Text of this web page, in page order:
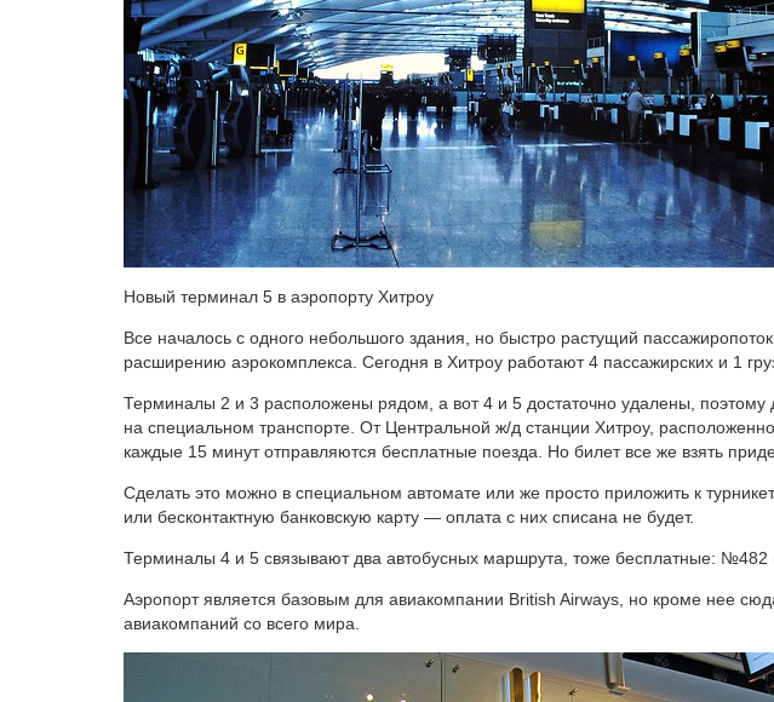
Новый терминал 5 в аэропорту Хитроу
Все началось с одного небольшого здания, но быстро растущий
расширению аэрокомплекса. Сегодня в Хитроу работают 4 пассажирских и 1
Терминалы 2 и 3 расположены рядом, а вот 4 и 5 достаточно удалены, поэтому
на специальном транспорте. От Центральной ж/д станции Хитроу,
каждые 15 минут отправляются бесплатные поезда. Но билет все же взять
Сделать это можно в специальном автомате или же просто приложить к
или бесконтактную банковскую карту — оплата с них списана не будет.
Терминалы 4 и 5 связывают два автобусных маршрута, тоже бесплатные:
Аэропорт является базовым для авиакомпании British Airways, но кроме нее
авиакомпаний со всего мира.